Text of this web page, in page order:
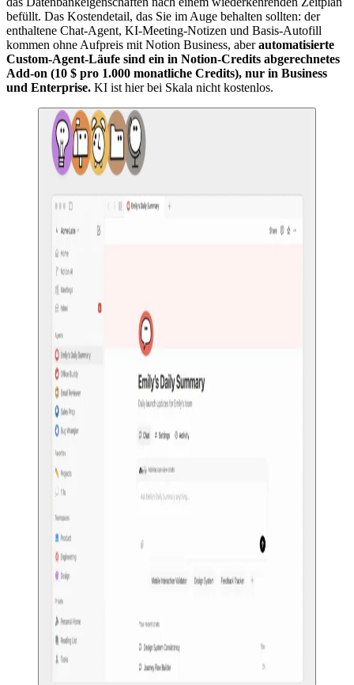
befüllt. Das Kostendetail, das Sie im Auge behalten sollten: der
enthaltene Chat-Agent, KI-Meeting-Notizen und Basis-Autofill
kommen ohne Aufpreis mit Notion Business, aberautomatisierte
Custom-Agent-Läufe sind ein in Notion-Credits abgerechnetes
Add-on (10 $ pro 1.000 monatliche Credits), nur in Business
und Enterprise. KI ist hier bei Skala nicht kostenlos.